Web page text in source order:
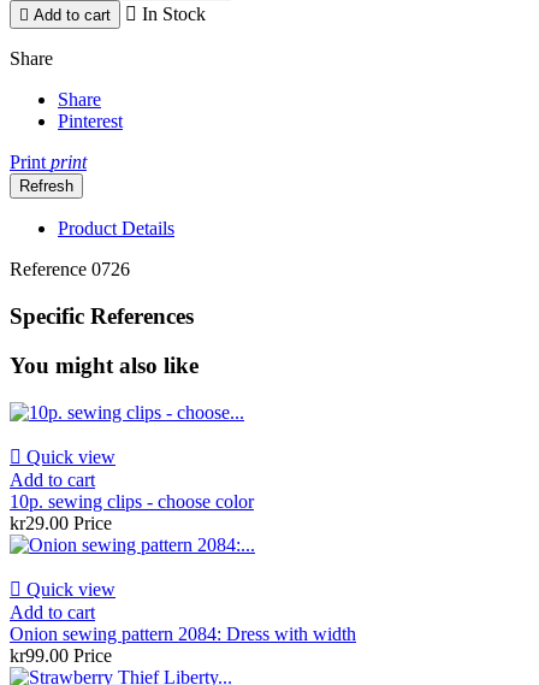
 Add to cart  In Stock
Share
Share
Pinterest
Printprint
Product Details
Reference 0726
Specific References
You might also like
 Quick view
Add to cart
10p. sewing clips - choose color
kr29.00 Price
 Quick view
Add to cart
Onion sewing pattern 2084: Dress with width
kr99.00 Price